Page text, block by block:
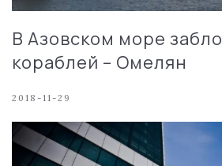
В Азовском море
кораблей – Омелян
2018-11-29